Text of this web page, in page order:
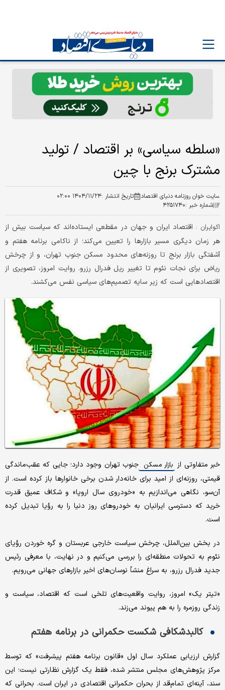
«سلطه سیاسی» بر اقتصاد / تولید
مشترک برنج با چین
سایت خوان روزنامه دنیای اقتصاد تاریخ انتشار :۱۴۰۴/۱۱/۲۴ ۰۲:۰۰
شماره خبر :۴۲۵۱۷۴۰
اکوایران : اقتصاد ایران و جهان در مقطعی ایستاده‌اند که سیاست بیش از
هر زمان دیگری مسیر بازارها را تعیین می‌کند؛ از ناکامی برنامه هفتم و
آشفتگی بازار برنج تا روزنه‌های محدود مسکن جنوب تهران، و از چرخش
ریاض برای نجات نئوم تا تغییر ریل فدرال رزرو. روایت امروز، تصویری از
اقتصادهایی است که زیر سایه تصمیم‌های سیاسی نفس می‌کشند.
خبر متفاوتی از بازار مسکن جنوب تهران وجود دارد؛ جایی که عقب‌ماندگی
قیمتی، روزنه‌ای از امید برای خانه‌دار شدن برخی خانوارها باز کرده است. از
آن‌سو، نگاهی می‌اندازیم به «خودروی سال اروپا» و شکاف عمیق قدرت
خرید که دسترسی ایرانیان به خودروهای روز دنیا را به رؤیا تبدیل کرده
است.
در بخش بین‌الملل، چرخش سیاست خارجی عربستان و گره خوردن رؤیای
نئوم به تحولات منطقه‌ای را بررسی می‌کنیم و در نهایت، با معرفی رئیس
جدید فدرال رزرو، به سراغ منشأ نوسان‌های اخیر بازارهای جهانی می‌رویم.
«تیتر یک» امروز، روایت واقعیت‌های تلخی است که اقتصاد، سیاست و
زندگی روزمره را به هم پیوند می‌زند.
کالبدشکافی شکست حکمرانی در برنامه هفتم
گزارش ارزیابی عملکرد سال اول «قانون برنامه هفتم پیشرفت» که توسط
مرکز پژوهش‌های مجلس منتشر شده، فقط یک گزارش نظارتی نیست؛ این
سند، آینه‌ای تمام‌قد از بحران حکمرانی اقتصادی در ایران است. بحرانی که